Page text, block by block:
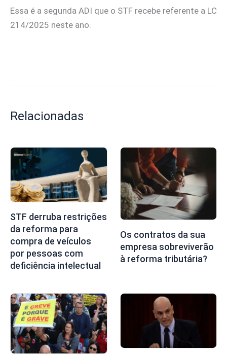
Essa é a segunda ADI que o STF recebe referente a LC
214/2025 neste ano.
Relacionadas
STF derruba restrições
da reforma para
compra de veículos
por pessoas com
deficiência intelectual
Os contratos da sua
empresa sobreviverão
à reforma tributária?